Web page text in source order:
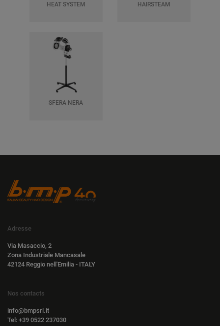
HEAT SYSTEM HAIRSTEAM
SFERA NERA
Adresse
Via Masaccio, 2
Zona Industriale Mancasale
42124 Reggio nell'Emilia - ITALY
Nos contacts
info@bmpsrl.it
Tel: +39 0522 237030